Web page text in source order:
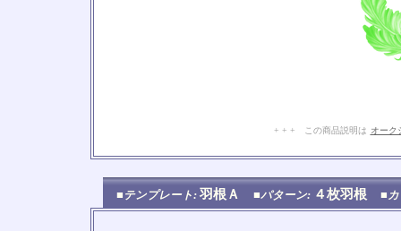
+ + + この商品説明は オーク
■テンプレート: 羽根Ａ ■パターン: ４枚羽根 ■